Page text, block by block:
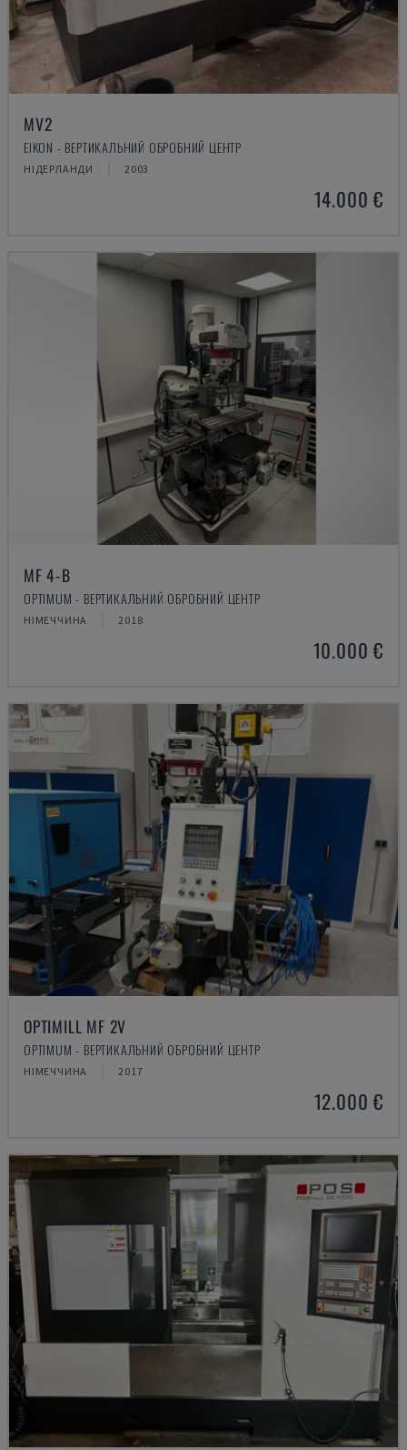
MV2
EIKON - ВЕРТИКАЛЬНИЙ ОБРОБНИЙ ЦЕНТР
НІДЕРЛАНДИ 2003
14.000 €
MF 4-B
OPTIMUM - ВЕРТИКАЛЬНИЙ ОБРОБНИЙ ЦЕНТР
НІМЕЧЧИНА 2018
10.000 €
OPTIMILL MF 2V
OPTIMUM - ВЕРТИКАЛЬНИЙ ОБРОБНИЙ ЦЕНТР
НІМЕЧЧИНА 2017
12.000 €